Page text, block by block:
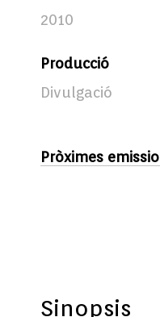
2010
Producció
Divulgació
Pròximes
Sinopsis